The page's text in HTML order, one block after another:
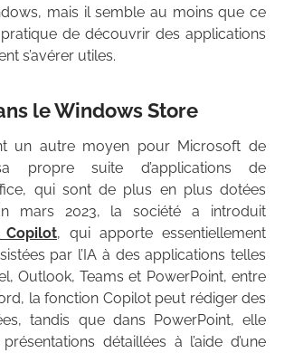
mais il semble au moins que ce
de découvrir des applications
s’avérer utiles.
le Windows Store
un autre moyen pour Microsoft de
propre suite d’applications de
qui sont de plus en plus dotées
mars 2023, la société a introduit
Copilot, qui apporte essentiellement
par l’IA à des applications telles
Outlook, Teams et PowerPoint, entre
la fonction Copilot peut rédiger des
tandis que dans PowerPoint, elle
détaillées à l’aide d’une